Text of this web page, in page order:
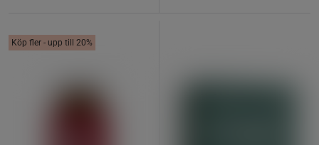
Köp fler - upp till 20%